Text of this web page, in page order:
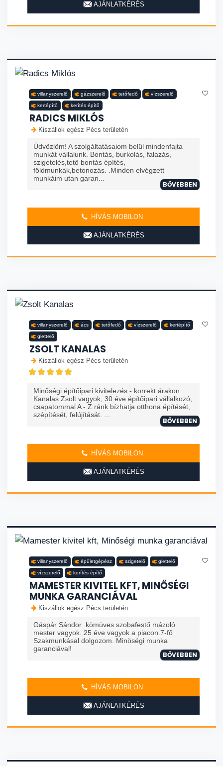
AJÁNLATKÉRÉS
villanyszerelő gázszerelő tetőfedő vízszerelő
kertépítő kerítés építő
RADICS MIKLÓS
Kiszállok egész Pécs területén
Üdvözlöm! A szolgáltatásaiom belül mindenfajta
munkát vállalunk. Bontás, burkolás, falazás,
szigetelés,tető bontás építés,
földmunkák,betonozás. .Minden elvégzett
munkáim utan garan...
BŐVEBBEN
HÍVÁS MOBILON
AJÁNLATKÉRÉS
villanyszerelő ács tetőfedő vízszerelő kertépítő
glettelő
ZSOLT KANALAS
Kiszállok egész Pécs területén
Minőségi építőipari kivitelezés - korrekt árakon.
Kanalas Zsolt vagyok, 30 éve építőipari vállalkozó,
csapatommal A - Z ránk bízhatja otthona építését,
szépítését, felújítását. ...
BŐVEBBEN
HÍVÁS MOBILON
AJÁNLATKÉRÉS
villanyszerelő épületgépész szigetelő glettelő
vízszerelő kerítés építő
MAMESTER KIVITEL KFT, MINŐSÉGI
MUNKA GARANCIÁVAL
Kiszállok egész Pécs területén
Gáspár Sándor kömüves szobafestő mázoló
mester vagyok. 25 éve vagyok a piacon.7-fő
Szakmunkásal dolgozom. Minöségi munka
garanciával!
BŐVEBBEN
HÍVÁS MOBILON
AJÁNLATKÉRÉS